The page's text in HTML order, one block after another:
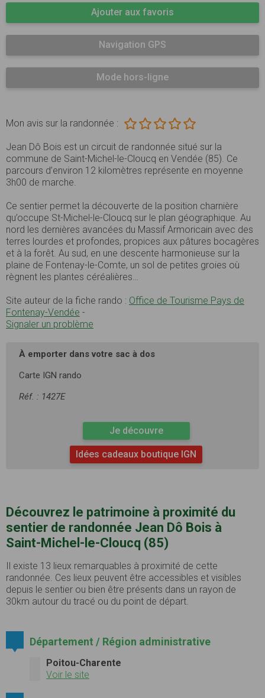
Ajouter aux favoris
Navigation GPS
Mode hors-ligne
Mon avis sur la randonnée :
Jean Dô Bois est un circuit de randonnée situé sur la
commune de Saint-Michel-le-Cloucq en Vendée (85). Ce
parcours d’environ 12 kilomètres représente en moyenne
3h00 de marche.
Ce sentier permet la découverte de la position charnière
qu’occupe St-Michel-le-Cloucq sur le plan géographique. Au
nord les dernières avancées du Massif Armoricain avec des
terres lourdes et profondes, propices aux pâtures bocagères
et à la forêt. Au sud, en une descente harmonieuse sur la
plaine de Fontenay-le-Comte, un sol de petites groies où
règnent les plantes céréalières…
Site auteur de la fiche rando : Office de Tourisme Pays de
Fontenay-Vendée -
Signaler un problème
À emporter dans votre sac à dos
Carte IGN rando
Réf. : 1427E
Je découvre
Idées cadeaux boutique IGN
Découvrez le patrimoine à proximité du
sentier de randonnée Jean Dô Bois à
Saint-Michel-le-Cloucq (85)
Il existe 13 lieux remarquables à proximité de cette
randonnée. Ces lieux peuvent être accessibles et visibles
depuis le sentier ou bien être présents dans un rayon de
30km autour du tracé ou du point de départ.
Département / Région administrative
Poitou-Charente
Voir le site